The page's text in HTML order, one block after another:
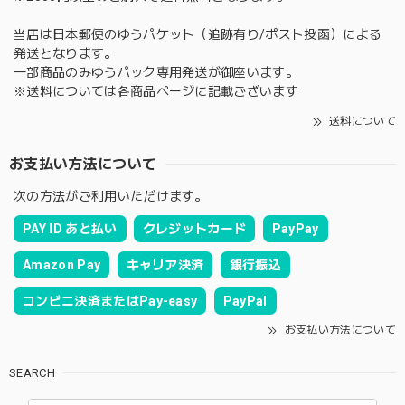
当店は日本郵便のゆうパケット（追跡有り/ポスト投函）による
発送となります。
一部商品のみゆうパック専用発送が御座います。
※送料については各商品ページに記載ございます
送料について
お支払い方法について
次の方法がご利用いただけます。
PAY ID あと払い クレジットカード PayPay
Amazon Pay キャリア決済 銀行振込
コンビニ決済またはPay-easy PayPal
お支払い方法について
SEARCH